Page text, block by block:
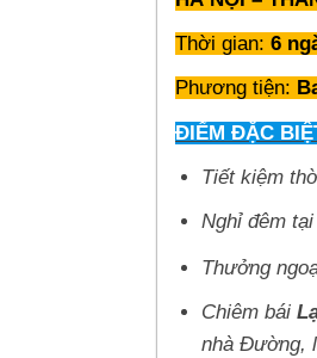
Thời gian: 6
Phương tiện:
ĐIỂM ĐẶC
Tiết kiệm
Nghỉ đêm
Thưởng
Chiêm bái
nhà Đường,